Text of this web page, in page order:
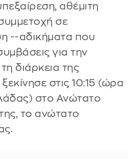
αθέμιτη
σε
--αδικήματα που
για την
διάρκεια της
στις 10:15 (ώρα
στο Ανώτατο
το ανώτατο